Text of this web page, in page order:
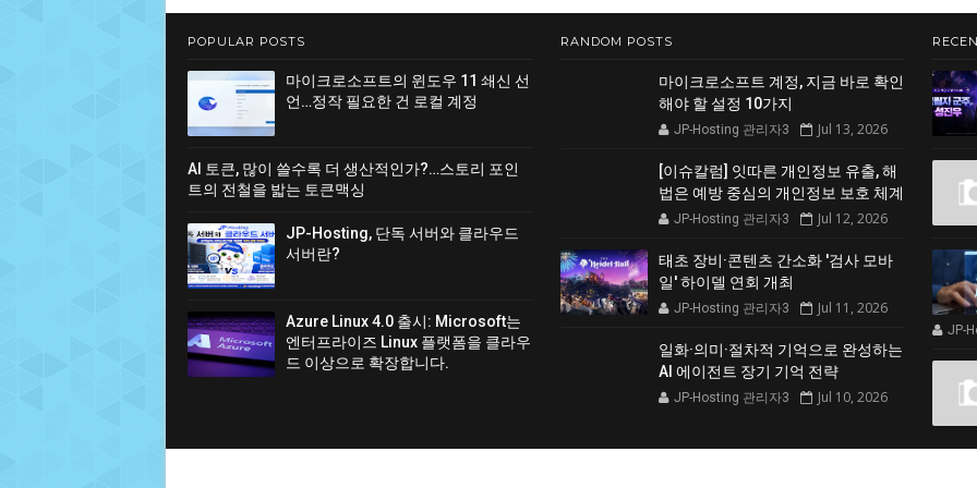
POPULAR POSTS
마이크로소프트의 윈도우 11 쇄신 선
언…정작 필요한 건 로컬 계정
AI 토큰, 많이 쓸수록 더 생산적인가?…스토리 포인
트의 전철을 밟는 토큰맥싱
JP-Hosting, 단독 서버와 클라우드
서버란?
Azure Linux 4.0 출시: Microsoft는
엔터프라이즈 Linux 플랫폼을 클라우
드 이상으로 확장합니다.
RANDOM POSTS
마이크로소프트 계정, 지금 바로 확인
해야 할 설정 10가지
JP-Hosting 관리자3 Jul 13, 2026
[이슈칼럼] 잇따른 개인정보 유출, 해
법은 예방 중심의 개인정보 보호 체계
JP-Hosting 관리자3 Jul 12, 2026
태초 장비·콘텐츠 간소화 '검사 모바
일' 하이델 연회 개최
JP-Hosting 관리자3 Jul 11, 2026
일화·의미·절차적 기억으로 완성하는
AI 에이전트 장기 기억 전략
JP-Hosting 관리자3 Jul 10, 2026
JP-